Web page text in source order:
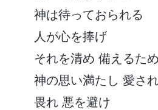
神は待っておられる
人が心を捧げ
それを清め 備えるため
神の思い満たし 愛さ
畏れ 悪を避け